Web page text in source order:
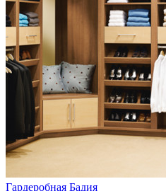
Гардеробная Бадия